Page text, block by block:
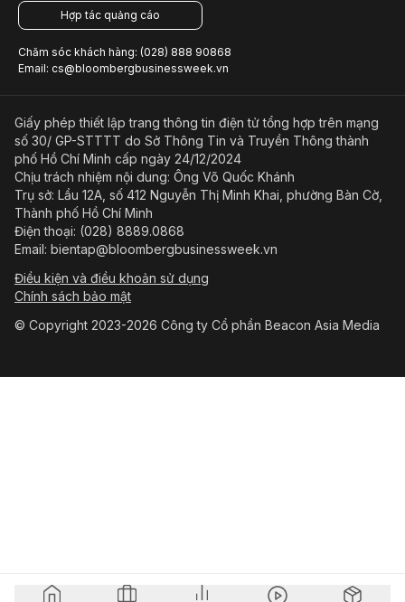
Hợp tác quảng cáo
Chăm sóc khách hàng: (028) 888 90868
Email: cs@bloombergbusinessweek.vn
Giấy phép thiết lập trang thông tin điện tử tổng hợp trên mạng
số 30/ GP-STTTT do Sở Thông Tin và Truyền Thông thành
phố Hồ Chí Minh cấp ngày 24/12/2024
Chịu trách nhiệm nội dung: Ông Võ Quốc Khánh
Trụ sở: Lầu 12A, số 412 Nguyễn Thị Minh Khai, phường Bàn Cờ,
Thành phố Hồ Chí Minh
Điện thoại: (028) 8889.0868
Email: bientap@bloombergbusinessweek.vn
Điều kiện và điều khoản sử dụng
Chính sách bảo mật
© Copyright 2023-2026 Công ty Cổ phần Beacon Asia Media